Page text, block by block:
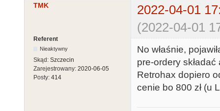
TMK
2022-04-01
(2022-04-01
Referent
Nieaktywny
Skąd: Szczecin
Zarejestrowany: 2020-06-05
Posty: 414
No właśnie,
pre-ordery
Retrohax dopiero
cenie bo 800 zł (u